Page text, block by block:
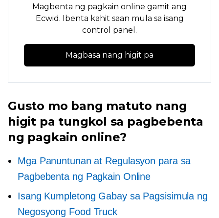
Magbenta ng pagkain online gamit ang
Ecwid. Ibenta kahit saan mula sa isang
control panel.
Magbasa nang higit pa
Gusto mo bang matuto nang
higit pa tungkol sa pagbebenta
ng pagkain online?
Mga Panuntunan at Regulasyon para sa
Pagbebenta ng Pagkain Online
Isang Kumpletong Gabay sa Pagsisimula ng
Negosyong Food Truck